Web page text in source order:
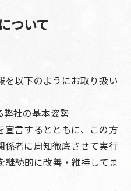
ついて
を以下のようにお取り扱い
弊社の基本姿勢
宣言するとともに、この方
係者に周知徹底させて実行
継続的に改善・維持してま